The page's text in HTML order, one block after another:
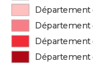
Département
Département
Département
Département